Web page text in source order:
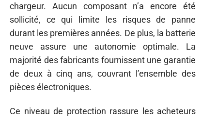
chargeur. Aucun composant n’a encore été
sollicité, ce qui limite les risques de panne
durant les premières années. De plus, la batterie
neuve assure une autonomie optimale. La
majorité des fabricants fournissent une garantie
de deux à cinq ans, couvrant l’ensemble des
pièces électroniques.
Ce niveau de protection rassure les acheteurs